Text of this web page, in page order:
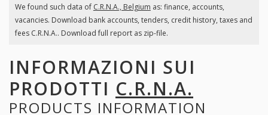
We found such data of C.R.N.A., Belgium as: finance, accounts,
vacancies. Download bank accounts, tenders, credit history, taxes and
fees C.R.N.A.. Download full report as zip-file.
INFORMAZIONI SUI
PRODOTTI C.R.N.A.
PRODUCTS INFORMATION